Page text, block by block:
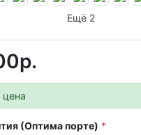
Ещё 2
цена
(Оптима порте)